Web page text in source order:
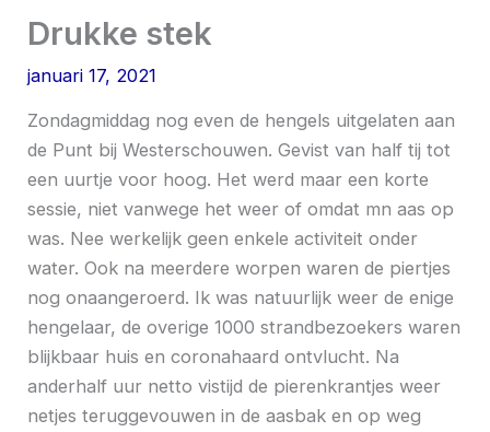
Drukke stek
januari 17, 2021
Zondagmiddag nog even de hengels uitgelaten aan
de Punt bij Westerschouwen. Gevist van half tij tot
een uurtje voor hoog. Het werd maar een korte
sessie, niet vanwege het weer of omdat mn aas op
was. Nee werkelijk geen enkele activiteit onder
water. Ook na meerdere worpen waren de piertjes
nog onaangeroerd. Ik was natuurlijk weer de enige
hengelaar, de overige 1000 strandbezoekers waren
blijkbaar huis en coronahaard ontvlucht. Na
anderhalf uur netto vistijd de pierenkrantjes weer
netjes teruggevouwen in de aasbak en op weg